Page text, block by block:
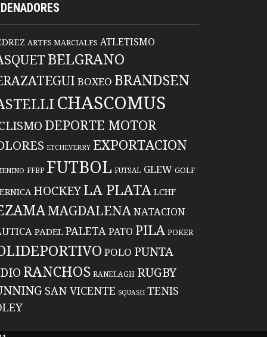
ARTES MARCIALES ATLETISMO
BELGRANO
BOXEO BRANDSEN
CHASCOMUS
DEPORTE MOTOR
ETCHEVERRY EXPORTACION
FFBP FUTBOL FUTSAL GLEW GOLF
HOCKEYLA PLATA LCHF
MAGDALENANATACION
PADEL PALETAPATO PILA POKER
POLO PUNTA
RANCHOS RANELAGH RUGBY
SAN VICENTE SQUASH TENIS